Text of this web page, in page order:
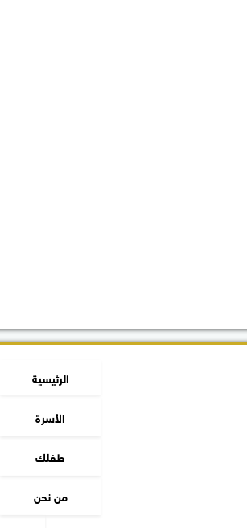
الرئيسية
الأسرة
طفلك
من نحن